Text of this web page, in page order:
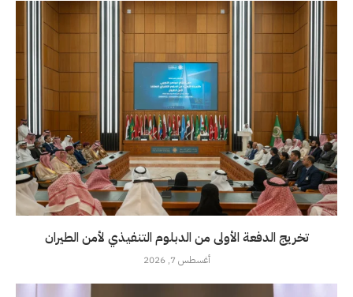
تخريج الدفعة الأولى من الدبلوم التنفيذي لأمن الطيران
أغسطس 7, 2026